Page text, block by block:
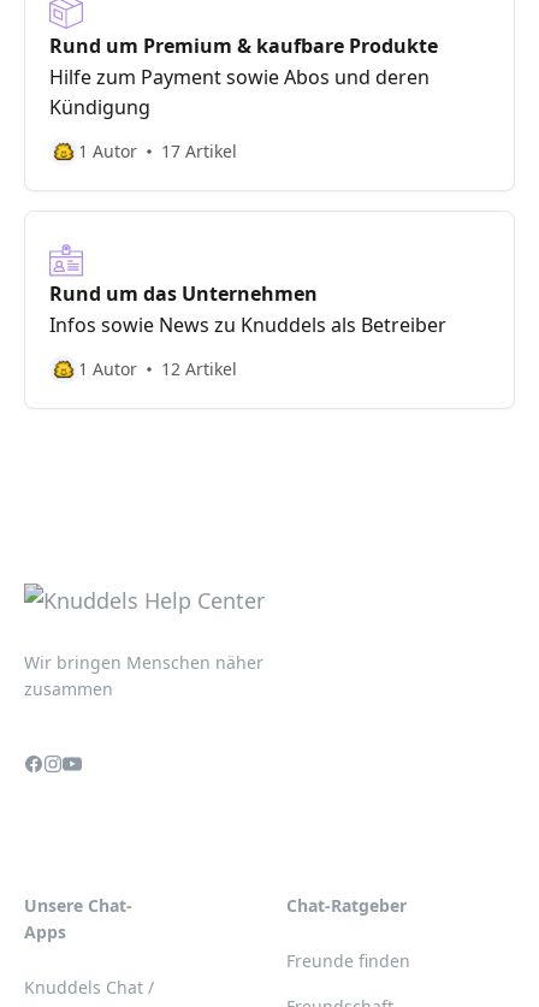
Rund um Premium & kaufbare Produkte
Hilfe zum Payment sowie Abos und deren
Kündigung
1 Autor 17 Artikel
Rund um das Unternehmen
Infos sowie News zu Knuddels als Betreiber
1 Autor 12 Artikel
Wir bringen Menschen näher
zusammen
Unsere Chat-
Apps
Knuddels Chat /
Chat-Ratgeber
Freunde finden